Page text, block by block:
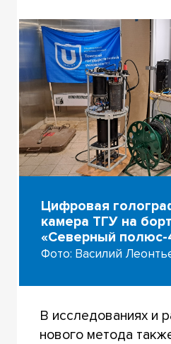
Цифровая
камера ТГУ на
«Северный полюс-
Фото: Василий
В исследованиях и
нового метода